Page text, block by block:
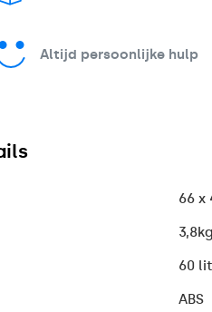
Altijd persoonlijke hulp
66 x
3,8kg
60
ABS